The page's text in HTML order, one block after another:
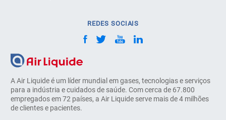
A Air Liquide é um líder mundial em gases, tecnologias e serviços
para a indústria e cuidados de saúde. Com cerca de 67.800
empregados em 72 países, a Air Liquide serve mais de 4 milhões
de clientes e pacientes.
REDES SOCIAIS